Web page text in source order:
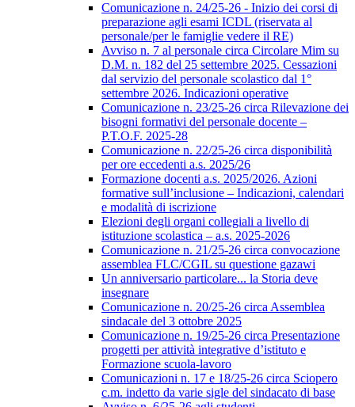
Comunicazione n. 24/25-26 - Inizio dei corsi di
preparazione agli esami ICDL (riservata al
personale/per le famiglie vedere il RE)
Avviso n. 7 al personale circa Circolare Mim su
D.M. n. 182 del 25 settembre 2025. Cessazioni
dal servizio del personale scolastico dal 1°
settembre 2026. Indicazioni operative
Comunicazione n. 23/25-26 circa Rilevazione dei
bisogni formativi del personale docente –
P.T.O.F. 2025-28
Comunicazione n. 22/25-26 circa disponibilità
per ore eccedenti a.s. 2025/26
Formazione docenti a.s. 2025/2026. Azioni
formative sull’inclusione – Indicazioni, calendari
e modalità di iscrizione
Elezioni degli organi collegiali a livello di
istituzione scolastica – a.s. 2025-2026
Comunicazione n. 21/25-26 circa convocazione
assemblea FLC/CGIL su questione gazawi
Un anniversario particolare... la Storia deve
insegnare
Comunicazione n. 20/25-26 circa Assemblea
sindacale del 3 ottobre 2025
Comunicazione n. 19/25-26 circa Presentazione
progetti per attività integrative d’istituto e
Formazione scuola-lavoro
Comunicazioni n. 17 e 18/25-26 circa Sciopero
c.m. indetto da varie sigle del sindacato di base